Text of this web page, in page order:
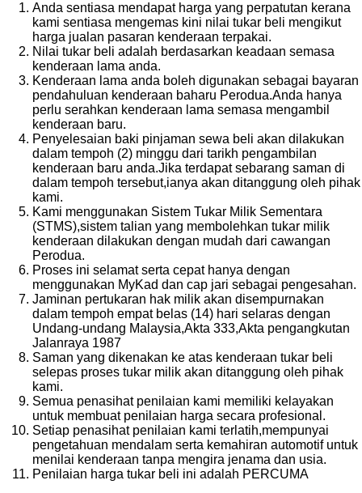
Anda sentiasa mendapat harga yang perpatutan kerana
kami sentiasa mengemas kini nilai tukar beli mengikut
harga jualan pasaran kenderaan terpakai.
Nilai tukar beli adalah berdasarkan keadaan semasa
kenderaan lama anda.
Kenderaan lama anda boleh digunakan sebagai bayaran
pendahuluan kenderaan baharu Perodua.Anda hanya
perlu serahkan kenderaan lama semasa mengambil
kenderaan baru.
Penyelesaian baki pinjaman sewa beli akan dilakukan
dalam tempoh (2) minggu dari tarikh pengambilan
kenderaan baru anda.Jika terdapat sebarang saman di
dalam tempoh tersebut,ianya akan ditanggung oleh pihak
kami.
Kami menggunakan Sistem Tukar Milik Sementara
(STMS),sistem talian yang membolehkan tukar milik
kenderaan dilakukan dengan mudah dari cawangan
Perodua.
Proses ini selamat serta cepat hanya dengan
menggunakan MyKad dan cap jari sebagai pengesahan.
Jaminan pertukaran hak milik akan disempurnakan
dalam tempoh empat belas (14) hari selaras dengan
Undang-undang Malaysia,Akta 333,Akta pengangkutan
Jalanraya 1987
Saman yang dikenakan ke atas kenderaan tukar beli
selepas proses tukar milik akan ditanggung oleh pihak
kami.
Semua penasihat penilaian kami memiliki kelayakan
untuk membuat penilaian harga secara profesional.
Setiap penasihat penilaian kami terlatih,mempunyai
pengetahuan mendalam serta kemahiran automotif untuk
menilai kenderaan tanpa mengira jenama dan usia.
Penilaian harga tukar beli ini adalah PERCUMA